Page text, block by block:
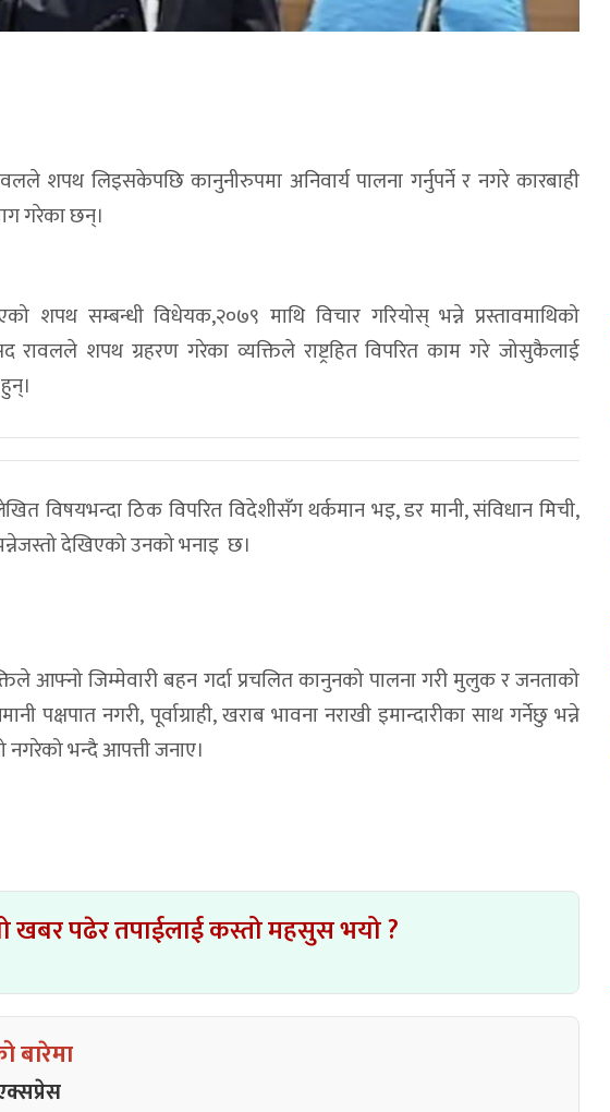
शपथ लिइसकेपछि कानुनीरुपमा अनिवार्य पालना गर्नुपर्ने र नगरे कारबाही
गरेका छन्।
शपथ सम्बन्धी विधेयक,२०७९ माथि विचार गरियोस् भन्ने प्रस्तावमाथिको
शपथ ग्रहरण गरेका व्यक्तिले राष्ट्रहित विपरित काम गरे जोसुकैलाई
विषयभन्दा ठिक विपरित विदेशीसँग थर्कमान भइ, डर मानी, संविधान मिची,
देखिएको उनको भनाइ छ।
आफ्नो जिम्मेवारी बहन गर्दा प्रचलित कानुनको पालना गरी मुलुक र जनताको
पक्षपात नगरी, पूर्वाग्राही, खराब भावना नराखी इमान्दारीका साथ गर्नेछु भन्ने
भन्दै आपत्ती जनाए।
खबर पढेर तपाईलाई कस्तो महसुस भयो ?